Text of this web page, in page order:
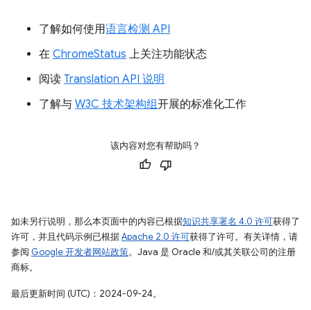
了解如何使用语言检测 API
在 ChromeStatus 上关注功能状态
阅读 Translation API 说明
了解与 W3C 技术架构组开展的标准化工作
该内容对您有帮助吗？
如未另行说明，那么本页面中的内容已根据知识共享署名 4.0 许可获得了
许可，并且代码示例已根据Apache 2.0 许可获得了许可。有关详情，请
参阅 Google 开发者网站政策。Java 是 Oracle 和/或其关联公司的注册
商标。
最后更新时间 (UTC)：2024-09-24。